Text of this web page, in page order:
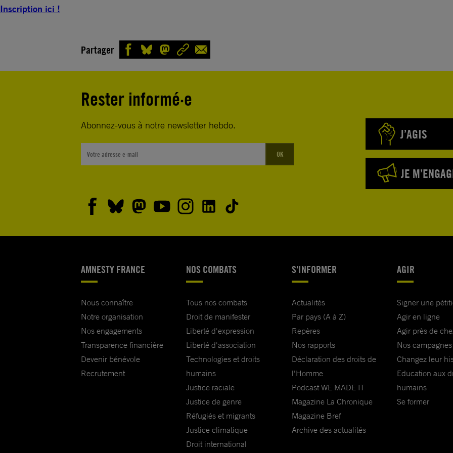
Inscription ici !
Partager
Rester informé·e
Abonnez-vous à notre newsletter hebdo.
OK
J’AGIS
JE
AMNESTY FRANCE
Nous connaître
Notre organisation
Nos engagements
Transparence financière
Devenir bénévole
Recrutement
NOS COMBATS
Tous nos combats
Droit de manifester
Liberté d'expression
Liberté d'association
Technologies et droits
humains
Justice raciale
Justice de genre
Réfugiés et migrants
Justice climatique
Droit international
S'INFORMER
Actualités
Par pays (A à Z)
Repères
Nos rapports
Déclaration des droits de
l'Homme
Podcast WE MADE IT
Magazine La Chronique
Magazine Bref
Archive des actualités
AGIR
Signer une
Agir en ligne
Agir près de
Nos campagnes
Changez leur
Education aux
humains
Se former